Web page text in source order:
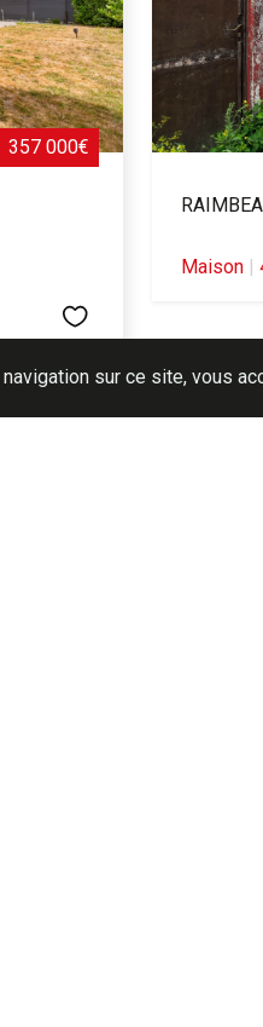
sur ce site, vous
357 000€
Maison |